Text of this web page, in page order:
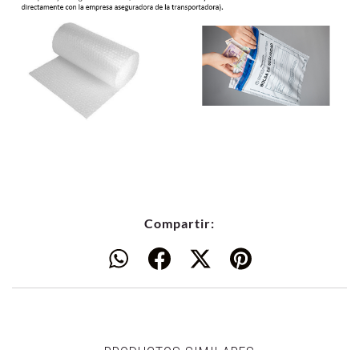
Compartir: